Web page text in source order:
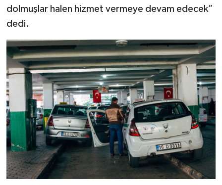
dolmuşlar halen hizmet vermeye devam edecek”
dedi.